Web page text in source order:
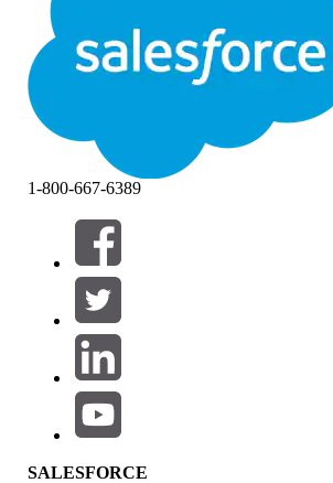
Avslutt Avslutt
Filtrer etter (0)
VELG FILTRE
Produktområde
Funksjonsinnvirkning
1-800-667-6389
SALESFORCE